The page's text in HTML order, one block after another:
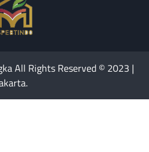
All Rights Reserved © 2023 |